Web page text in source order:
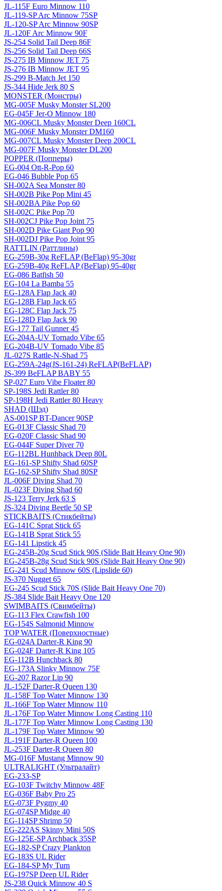
JL-115F Euro Minnow 110
JL-119-SP Arc Minnow 75SP
JL-120-SP Arc Minnow 90SP
JL-120F Arc Minnow 90F
JS-254 Solid Tail Deep 86F
JS-256 Solid Tail Deep 66S
JS-275 IB Minnow JET 75
JS-276 IB Minnow JET 95
JS-299 B-Match Jet 150
JS-344 Hide Jerk 80 S
MONSTER (Монстры)
MG-005F Musky Monster SL200
EG-045F Jer-O Minnow 180
MG-006CL Musky Monster Deep 160CL
MG-006F Musky Monster DM160
MG-007CL Musky Monster Deep 200CL
MG-007F Musky Monster DL200
POPPER (Попперы)
EG-004 Ott-R-Pop 60
EG-046 Bubble Pop 65
SH-002A Sea Monster 80
SH-002B Pike Pop Mini 45
SH-002BA Pike Pop 60
SH-002C Pike Pop 70
SH-002CJ Pike Pop Joint 75
SH-002D Pike Giant Pop 90
SH-002DJ Pike Pop Joint 95
RATTLIN (Раттлины)
EG-259B-30g ReFLAP (BeFlap) 95-30gr
EG-259B-40g ReFLAP (BeFlap) 95-40gr
EG-086 Batfish 50
EG-104 La Bamba 55
EG-128A Flap Jack 40
EG-128B Flap Jack 65
EG-128C Flap Jack 75
EG-128D Flap Jack 90
EG-177 Tail Gunner 45
EG-204A-UV Tornado Vibe 65
EG-204B-UV Tornado Vibe 85
JL-027S Rattle-N-Shad 75
EG-259A-24g(JS-161-24) ReFLAP(BeFLAP)
JS-399 BeFLAP BABY 55
SP-027 Euro Vibe Floater 80
SP-198S Jedi Rattler 80
SP-198H Jedi Rattler 80 Heavy
SHAD (Шэд)
AS-001SP BT-Dancer 90SP
EG-013F Classic Shad 70
EG-020F Classic Shad 90
EG-044F Super Diver 70
EG-112BL Hunhback Deep 80L
EG-161-SP Shifty Shad 60SP
EG-162-SP Shifty Shad 80SP
JL-006F Diving Shad 70
JL-023F Diving Shad 60
JS-123 Terry Jerk 63 S
JS-324 Diving Beetle 50 SP
STICKBAITS (Стикбейты)
EG-141C Sprat Stick 65
EG-141B Sprat Stick 55
EG-141 Lipstick 45
EG-245B-20g Scud Stick 90S (Slide Bait Heavy One 90)
EG-245B-28g Scud Stick 90S (Slide Bait Heavy One 90)
EG-241 Scud Minnow 60S (Lipslide 60)
JS-370 Nugget 65
EG-245 Scud Stick 70S (Slide Bait Heavy One 70)
JS-384 Slide Bait Heavy One 120
SWIMBAITS (Свимбейты)
EG-113 Flex Crawfish 100
EG-154S Salmonid Minnow
TOP WATER (Поверхностные)
EG-024A Darter-R King 90
EG-024F Darter-R King 105
EG-112B Hunchback 80
EG-173A Slinky Minnow 75F
EG-207 Razor Lip 90
JL-152F Darter-R Queen 130
JL-158F Top Water Minnow 130
JL-166F Top Water Minnow 110
JL-176F Top Water Minnow Long Casting 110
JL-177F Top Water Minnow Long Casting 130
JL-179F Top Water Minnow 90
JL-191F Darter-R Queen 100
JL-253F Darter-R Queen 80
MG-016F Mustang Minnow 90
ULTRALIGHT (Ультралайт)
EG-233-SP
EG-103F Twitchy Minnow 48F
EG-036F Baby Pro 25
EG-073F Pygmy 40
EG-074SP Midge 40
EG-114SP Shrimp 50
EG-222AS Skinny Mini 50S
EG-125E-SP Archback 35SP
EG-182-SP Crazy Plankton
EG-183S UL Rider
EG-184-SP My Turn
EG-197SP Deep UL Rider
JS-238 Quick Minnow 40 S